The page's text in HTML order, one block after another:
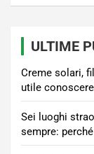
ULTIME
Creme solari,
utile
Sei luoghi
sempre: